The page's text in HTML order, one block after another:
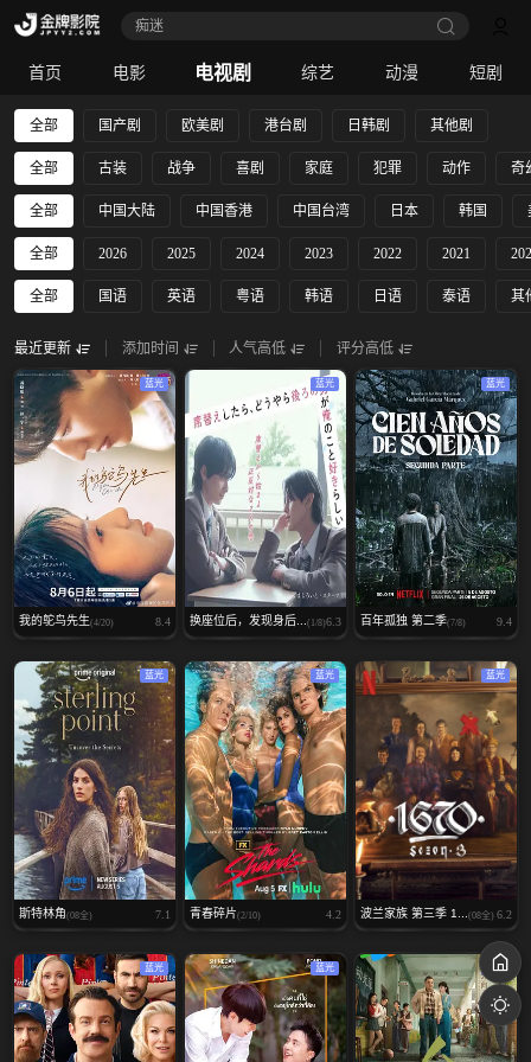
痴迷
首页 电影 电视剧 综艺 动漫 短剧
全部 国产剧 欧美剧 港台剧 日韩剧 其他剧
全部 古装 战争 喜剧 家庭 犯罪 动作 奇
全部 中国大陆 中国香港 中国台湾 日本 韩国
全部 2026 2025 2024 2023 2022 2021
全部 国语 英语 粤语 韩语 日语 泰语 其
最近更新 添加时间 人气高低 评分高低
蓝光
我的鸵鸟先生(4/20) 8.4
蓝光
换座位后，发现身后...(1/8)6.3
蓝光
百年孤独 第二季(7/8) 9.4
蓝光
斯特林角(08全) 7.1
蓝光
青春碎片(2/10) 4.2
蓝光
波兰家族 第三季 1... (08全) 6.2
蓝光 蓝光 蓝光